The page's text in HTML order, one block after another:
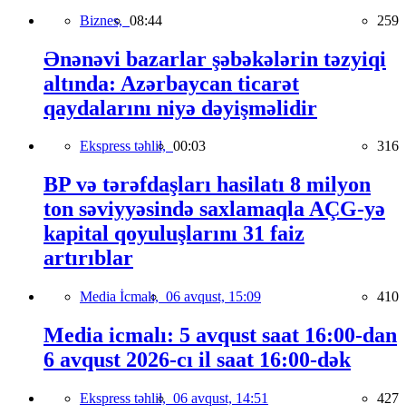
Biznes, 08:44 259
Ənənəvi bazarlar şəbəkələrin təzyiqi
altında: Azərbaycan ticarət
qaydalarını niyə dəyişməlidir
Ekspress təhlil, 00:03 316
BP və tərəfdaşları hasilatı 8 milyon
ton səviyyəsində saxlamaqla AÇG-yə
kapital qoyuluşlarını 31 faiz
artırıblar
Media İcmalı, 06 avqust, 15:09 410
Media icmalı: 5 avqust saat 16:00-dan
6 avqust 2026-cı il saat 16:00-dək
Ekspress təhlil, 06 avqust, 14:51 427